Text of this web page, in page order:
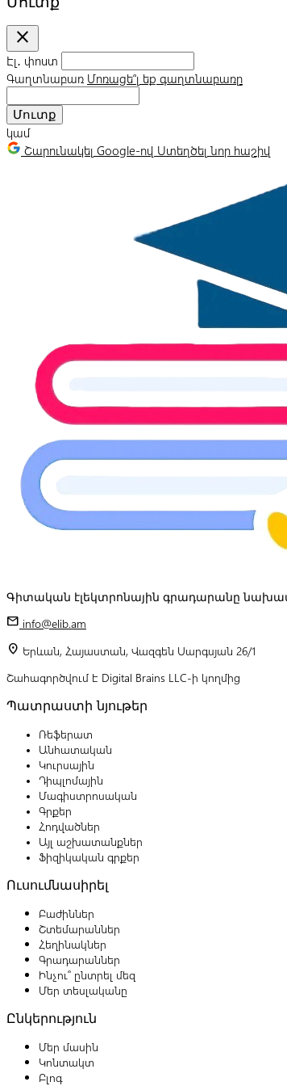
close
Էլ․ փոստ
Գաղտնաբառ Մոռացե՞լ եք գաղտնաբառը
Մուտք
կամ
Շարունակել Google-ով Ստեղծել նոր հաշիվ
Գիտական էլեկտրոնային գրադարանը
mail info@elib.am
location_on Երևան, Հայաստան, Վազգեն Սարգսյան 26/1
Շահագործվում է Digital Brains LLC-ի կողմից
Պատրաստի նյութեր
Ռեֆերատ
Անհատական
Կուրսային
Դիպլոմային
Մագիստրոսական
Գրքեր
Հոդվածներ
Այլ աշխատանքներ
Ֆիզիկական գրքեր
Ուսումնասիրել
Բաժիններ
Շտեմարաններ
Հեղինակներ
Գրադարաններ
Ինչու՞ ընտրել մեզ
Մեր տեսլականը
Ընկերություն
Մեր մասին
Կոնտակտ
Բլոգ